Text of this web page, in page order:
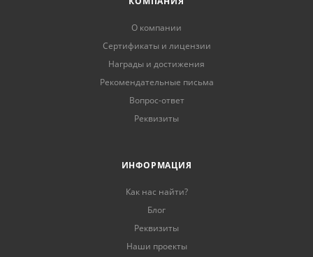
О компании
Сертификаты и лицензии
Награды и достижения
Рекомендательные письма
Вопрос-ответ
Реквизиты
ИНФОРМАЦИЯ
Как нас найти?
Блог
Реквизиты
Наши проекты